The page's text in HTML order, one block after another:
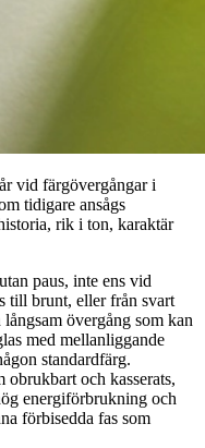
vid färgövergångar i
tidigare ansågs
rik i ton, karaktär
paus, inte ens vid
till brunt, eller från svart
övergång som kan
med mellanliggande
standardfärg.
obrukbart och kasserats,
energiförbrukning och
förbisedda fas som